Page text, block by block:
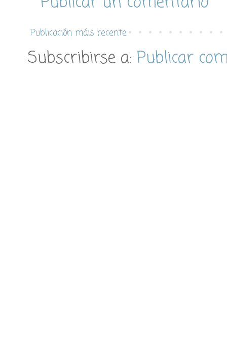
Publicación máis recente
Subscribirse a: Publicar